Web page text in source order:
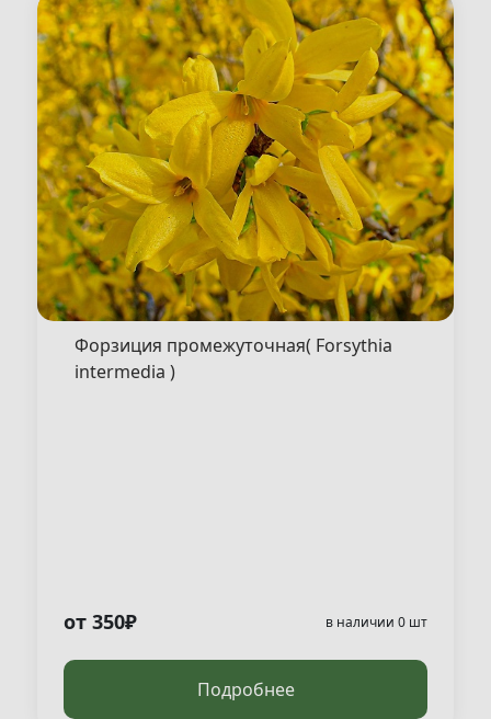
Форзиция промежуточная( Forsythia
intermedia )
от 350₽ в наличии 0 шт
Подробнее